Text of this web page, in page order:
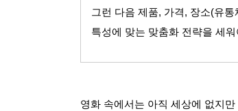
그런 다음 제품, 가격, 장소(유통
특성에 맞는 맞춤화 전략을 세
영화 속에서는 아직 세상에 없지